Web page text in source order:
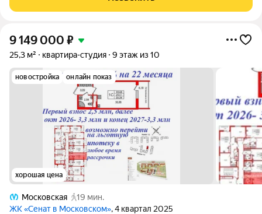
приятный!)
9 149 000 ₽
25,3 м² квартира-студия 9 этаж из 10
новостройка онлайн показ
хорошая цена
Московская
19 мин.
ЖК «Сенат в Московском», 4 квартал 2025